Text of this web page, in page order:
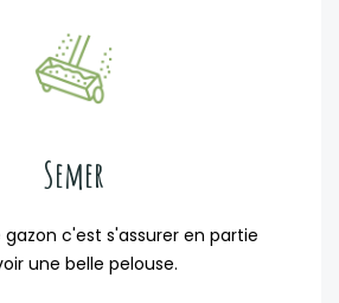
Semer
gazon c'est s'assurer en partie
une belle pelouse.